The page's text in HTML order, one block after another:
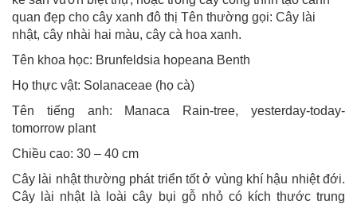
quan đẹp cho cây xanh đô thị Tên thường gọi: Cây lài
nhật, cây nhài hai màu, cây cà hoa xanh.
Tên khoa học: Brunfeldsia hopeana Benth
Họ thực vật: Solanaceae (họ cà)
Tên tiếng anh: Manaca Rain-tree, yesterday-today-
tomorrow plant
Chiều cao: 30 – 40 cm
Cây lài nhật thường phát triển tốt ở vùng khí hậu nhiệt đới.
Cây lài nhật là loài cây bụi gỗ nhỏ có kích thước trung